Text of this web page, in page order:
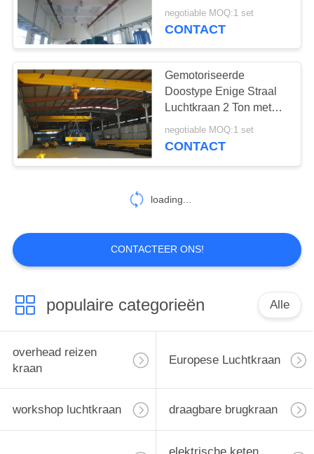
industriële
elektrische kruk
Pijler Opgezette
58
de enige kraan van
de balkbrug
58
Pakhuis Luchtkraan
negotiable MOQ:1 set
CONTACT
Gemotoriseerde
Doostype Enige Straal
Luchtkraan 2 Ton met
Elektrisch
Kettingshijstoestel
negotiable MOQ:1 set
CONTACT
loading...
CONTACTEER ONS!
populaire categorieën Alle
overhead reizen
kraan
Europese Luchtkraan
workshop luchtkraan draagbare brugkraan